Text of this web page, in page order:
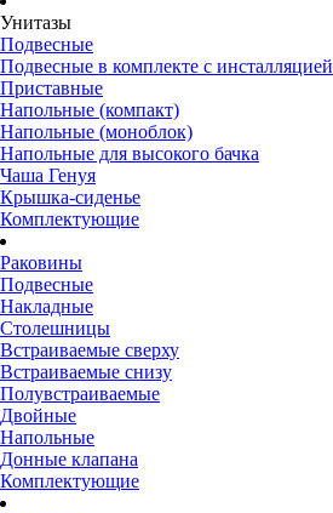
Унитазы
Подвесные
Подвесные в комплекте с инсталляцией
Приставные
Напольные (компакт)
Напольные (моноблок)
Напольные для высокого бачка
Чаша Генуя
Крышка-сиденье
Комплектующие
Раковины
Подвесные
Накладные
Столешницы
Встраиваемые сверху
Встраиваемые снизу
Полувстраиваемые
Двойные
Напольные
Донные клапана
Комплектующие